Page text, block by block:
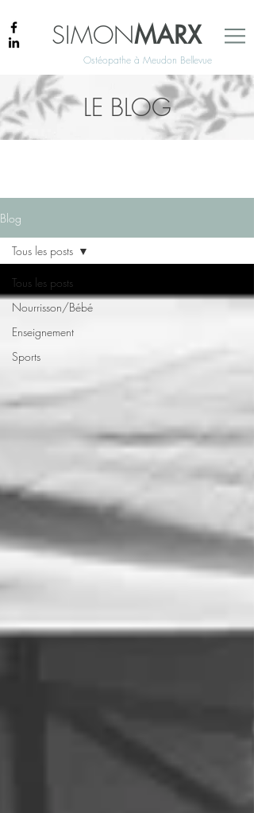
SIMONMARX
Ostéopathe à Meudon Bellevue
LE BLOG
Blog
Tous les posts
Nourrisson/Bébé
Enseignement
Sports
Tous les posts